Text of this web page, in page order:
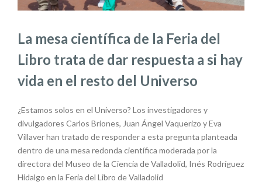
La mesa científica de la Feria del
Libro trata de dar respuesta a si hay
vida en el resto del Universo
¿Estamos solos en el Universo? Los investigadores y
divulgadores Carlos Briones, Juan Ángel Vaquerizo y Eva
Villaver han tratado de responder a esta pregunta planteada
dentro de una mesa redonda científica moderada por la
directora del Museo de la Ciencia de Valladolid, Inés Rodríguez
Hidalgo en la Feria del Libro de Valladolid